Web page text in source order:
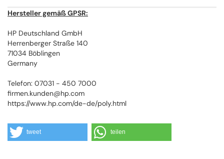
Hersteller gemäß GPSR:
HP Deutschland GmbH
Herrenberger Straße 140
71034 Böblingen
Germany
Telefon: 07031 - 450 7000
firmen.kunden@hp.com
https://www.hp.com/de-de/poly.html
tweet teilen